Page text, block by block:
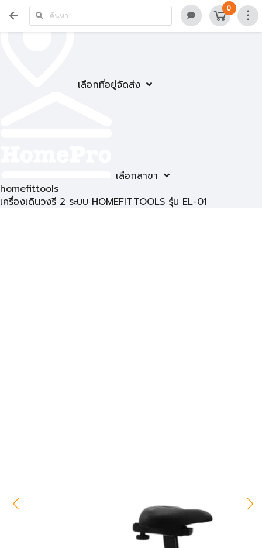
เลือกที่อยู่จัดส่ง
เลือกสาขา
0
homefittools
เครื่องเดินวงรี 2 ระบบ HOMEFITTOOLS รุ่น EL-01